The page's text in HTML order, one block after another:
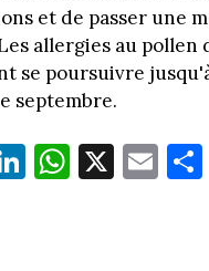
et de passer une
allergies au pollen
se poursuivre
septembre.
Li
nk
W
ha
X E
m
Pa